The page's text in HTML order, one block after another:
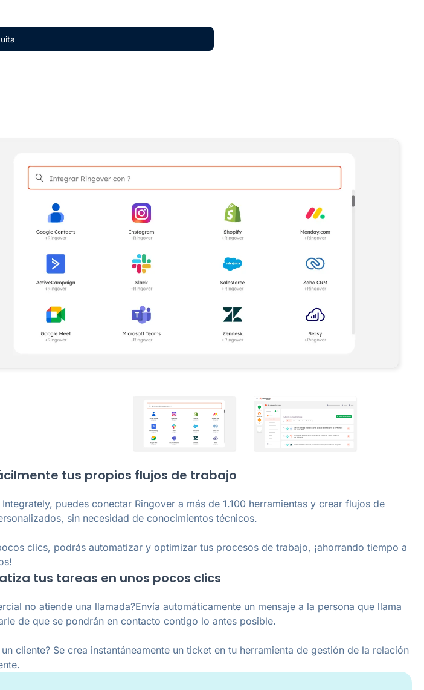
tus propios flujos de trabajo
Integrately, puedes conectar Ringover a más de 1.100 herramientas y crear flujos de
sin necesidad de conocimientos técnicos.
clics, podrás automatizar y optimizar tus procesos de trabajo, ¡ahorrando tiempo a
tus tareas en unos pocos clics
no atiende una llamada?Envía automáticamente un mensaje a la persona que llama
de que se pondrán en contacto contigo lo antes posible.
un cliente? Se crea instantáneamente un ticket en tu herramienta de gestión de la relación